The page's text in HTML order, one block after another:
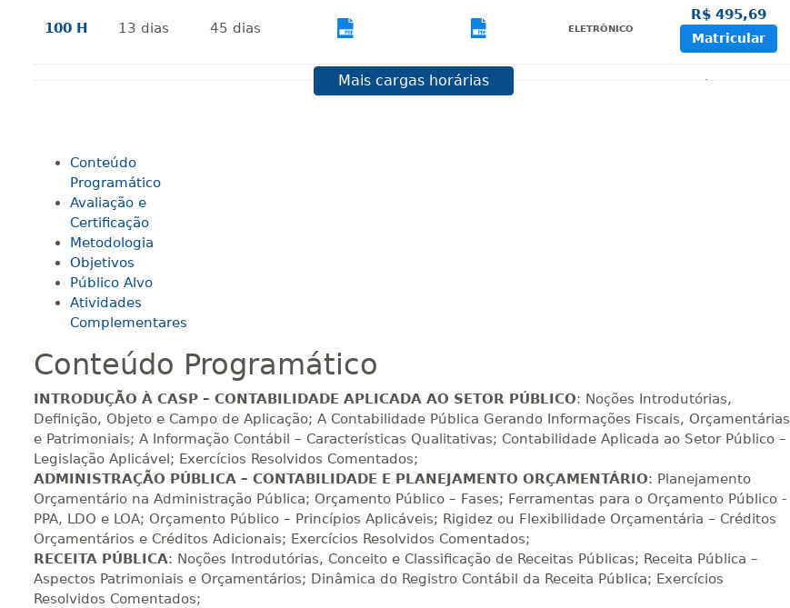
100 H 13 dias 45 dias Visualizar
ELETRÔNICO
R$ 495,69
Matricular
Visualizar
R$ 594,81
140 H 18
160 H 20dias
180 H 23dias
dias
Matricular
220 H 28dias 90dias Visualizar
R$ 1.090,51
240 H 30dias 90 dias Visualizar Visualizar
ELETRÔNICO
R$ 1.189,66
260 H 33dias
R$ 1.288,78
Mais cargas horárias
Conteúdo
Programático
Avaliação e
Certificação
Metodologia
Objetivos
Público Alvo
Atividades
Complementares
Conteúdo Programático
INTRODUÇÃO À CASP – CONTABILIDADE APLICADA AO SETOR PÚBLICO: Noções Introdutórias,
Definição, Objeto e Campo de Aplicação; A Contabilidade Pública Gerando Informações Fiscais, Orçamentárias
e Patrimoniais; A Informação Contábil – Características Qualitativas; Contabilidade Aplicada ao Setor Público –
Legislação Aplicável; Exercícios Resolvidos Comentados;
ADMINISTRAÇÃO PÚBLICA – CONTABILIDADE E PLANEJAMENTO ORÇAMENTÁRIO: Planejamento
Orçamentário na Administração Pública; Orçamento Público – Fases; Ferramentas para o Orçamento Público -
PPA, LDO e LOA; Orçamento Público – Princípios Aplicáveis; Rigidez ou Flexibilidade Orçamentária – Créditos
Orçamentários e Créditos Adicionais; Exercícios Resolvidos Comentados;
RECEITA PÚBLICA: Noções Introdutórias, Conceito e Classificação de Receitas Públicas; Receita Pública –
Aspectos Patrimoniais e Orçamentários; Dinâmica do Registro Contábil da Receita Pública; Exercícios
Resolvidos Comentados;